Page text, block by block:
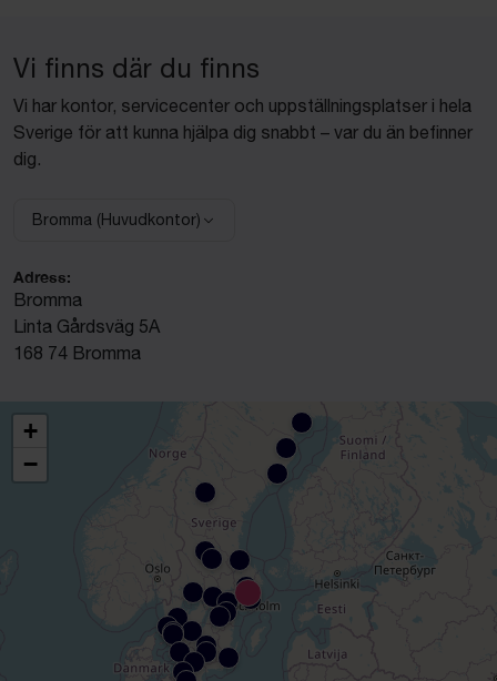
Vi finns där du finns
Vi har kontor, servicecenter och uppställningsplatser i hela
Sverige för att kunna hjälpa dig snabbt – var du än befinner
dig.
Välj anläggning:
Bromma (Huvudkontor)
Adress:
Bromma
Linta Gårdsväg 5A
168 74 Bromma
+
−